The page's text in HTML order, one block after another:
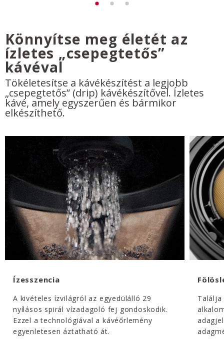
Könnyítse meg életét az
ízletes „csepegtetős”
kávéval
Tökéletesítse a kávékészítést a legjobb
„csepegtetős” (drip) kávékészítővel. Ízletes
kávé, amely egyszerűen és bármikor
elkészíthető.
Ízesszencia
A kivételes ízvilágról az egyedülálló 29
nyílásos spirál vízadagoló fej gondoskodik.
Ezzel a technológiával a kávéőrlemény
egyenletesen áztatható át.